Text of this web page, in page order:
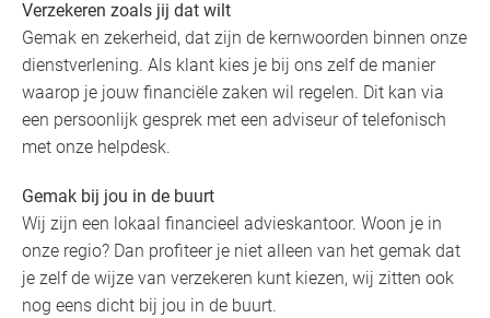
Verzekeren zoals jij dat wilt
Gemak en zekerheid, dat zijn de kernwoorden binnen onze
dienstverlening. Als klant kies je bij ons zelf de manier
waarop je jouw financiële zaken wil regelen. Dit kan via
een persoonlijk gesprek met een adviseur of telefonisch
met onze helpdesk.
Gemak bij jou in de buurt
Wij zijn een lokaal financieel advieskantoor. Woon je in
onze regio? Dan profiteer je niet alleen van het gemak dat
je zelf de wijze van verzekeren kunt kiezen, wij zitten ook
nog eens dicht bij jou in de buurt.